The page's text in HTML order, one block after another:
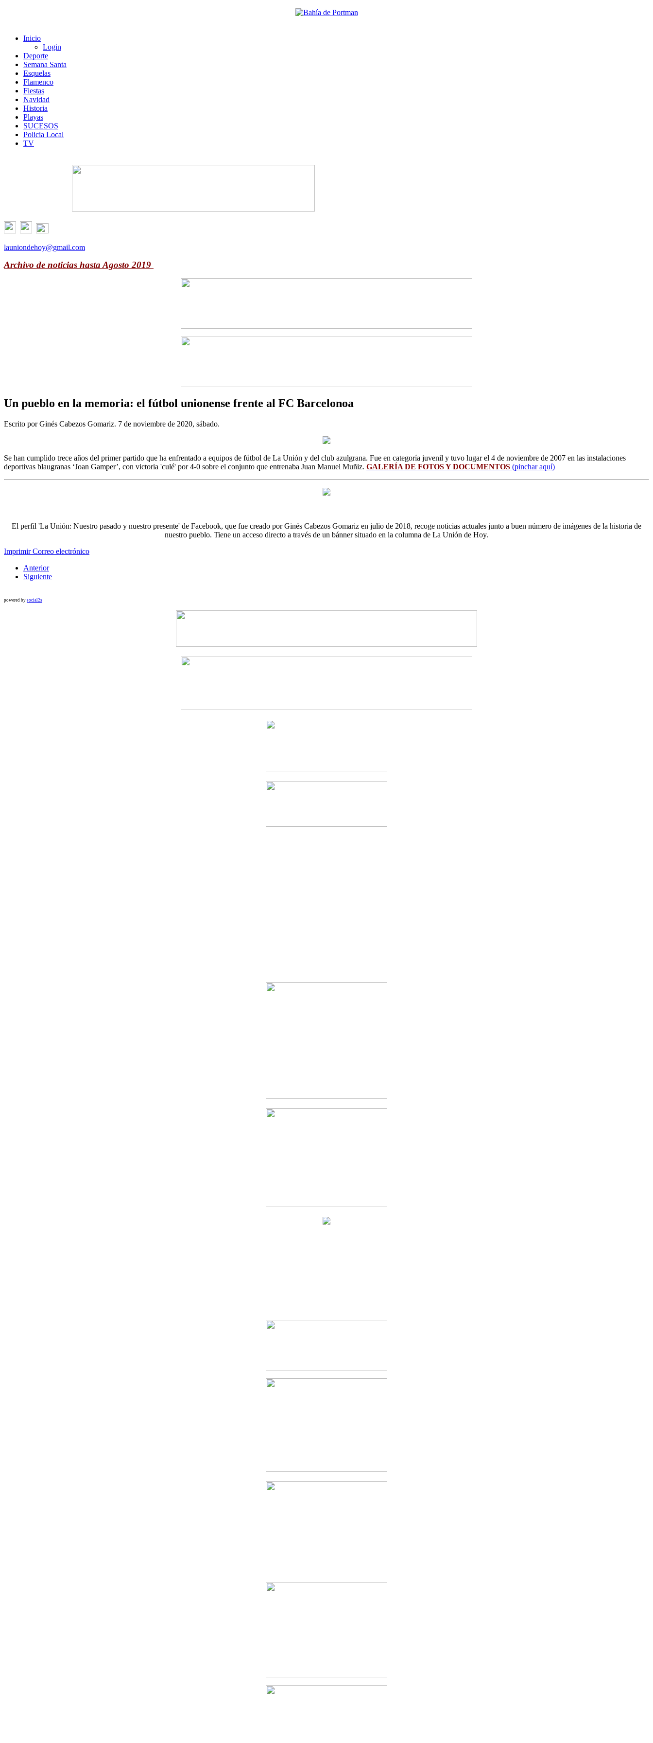
Inicio
Login
Deporte
Semana Santa
Esquelas
Flamenco
Fiestas
Navidad
Historia
Playas
SUCESOS
Policia Local
TV
launiondehoy@gmail.com
Archivo de noticias hasta Agosto 2019
Un pueblo en la memoria: el fútbol unionense frente al FC Barcelonoa
Escrito por Ginés Cabezos Gomariz. 7 de noviembre de 2020, sábado.
Se han cumplido trece años del primer partido que ha enfrentado a equipos de fútbol de La Unión y del club azulgrana. Fue en categoría juvenil y tuvo lugar el 4 de noviembre de 2007 en las instalaciones
deportivas blaugranas ‘Joan Gamper’, con victoria 'culé' por 4-0 sobre el conjunto que entrenaba Juan Manuel Muñiz. GALERÍA DE FOTOS Y DOCUMENTOS (pinchar aquí)
El perfil 'La Unión: Nuestro pasado y nuestro presente' de Facebook, que fue creado por Ginés Cabezos Gomariz en julio de 2018, recoge noticias actuales junto a buen número de imágenes de la historia de
nuestro pueblo. Tiene un acceso directo a través de un bánner situado en la columna de La Unión de Hoy.
ImprimirCorreo electrónico
Anterior
Siguiente
powered by social2s